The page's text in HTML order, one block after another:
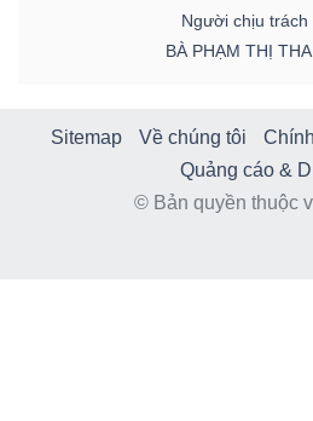
Người chịu trách
BÀ PHẠM THỊ
Sitemap Về chúng tôi
Quảng cáo &
© Bản quyền thuộc